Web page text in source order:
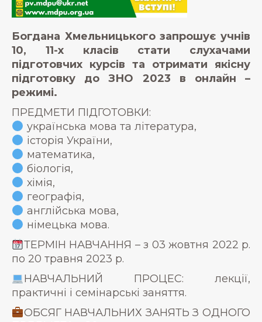
Богдана Хмельницького запрошує учнів
10, 11-х класів стати слухачами
підготовчих курсів та отримати якісну
підготовку до ЗНО 2023 в онлайн –
режимі.
ПРЕДМЕТИ ПІДГОТОВКИ:
українська мова та література,
історія України,
математика,
біологія,
хімія,
географія,
англійська мова,
німецька мова.
ТЕРМІН НАВЧАННЯ – з 03 жовтня 2022 р.
по 20 травня 2023 р.
НАВЧАЛЬНИЙ ПРОЦЕС: лекції,
практичні і семінарські заняття.
ОБСЯГ НАВЧАЛЬНИХ ЗАНЯТЬ З ОДНОГО